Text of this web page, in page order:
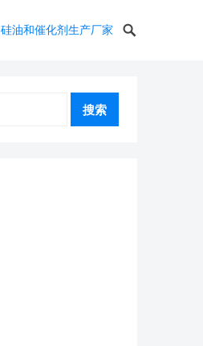
硅油和催化剂生产厂家
搜索